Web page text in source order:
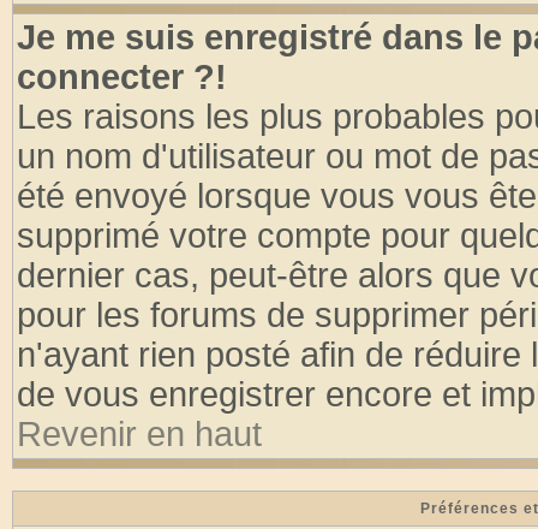
Je me suis enregistré dans le
connecter ?!
Les raisons les plus probables
un nom d'utilisateur ou mot de
été envoyé lorsque vous vous
supprimé votre compte pour
dernier cas, peut-être alors que
pour les forums de supprimer
n'ayant rien posté afin de
de vous enregistrer encore et
Revenir en haut
Préférences